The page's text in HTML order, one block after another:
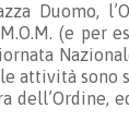
Duomo,
(e per
attività sono
dell’Ordine,